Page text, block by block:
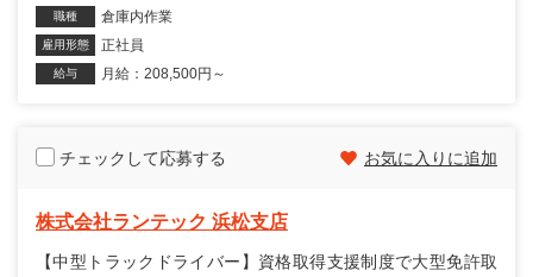
職種 倉庫内作業
雇用形態 正社員
給与 月給：208,500円～
チェックして応募する お気に入りに追加
株式会社ランテック 浜松支店
【中型トラックドライバー】資格取得支援制度で大型免許取